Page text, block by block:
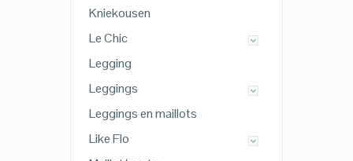
Kniekousen
Le Chic
Legging
Leggings
Leggings en maillots
Like Flo